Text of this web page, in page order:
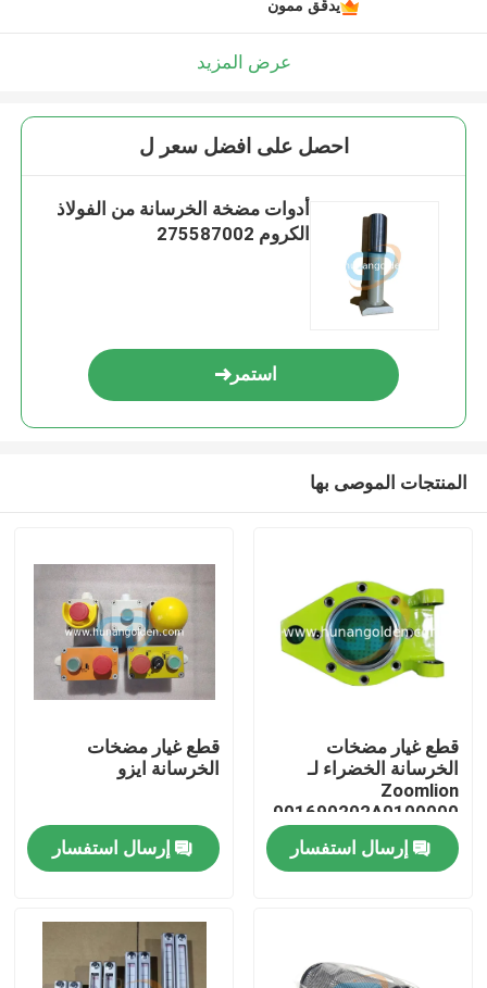
بيت
يدقّق ممون
عرض المزيد
احصل على افضل سعر ل
أدوات مضخة الخرسانة من الفولاذ
الكروم 275587002
استمر
المنتجات الموصى بها
قطع غيار مضخات
الخرسانة الخضراء لـ
Zoomlion
001690202A0100000
إرسال استفسار
قطع غيار مضخات
الخرسانة ايزو
إرسال استفسار